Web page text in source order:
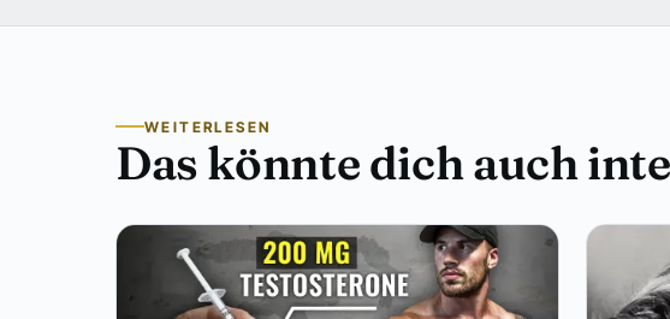
WEITERLESEN
Das könnte dich auch